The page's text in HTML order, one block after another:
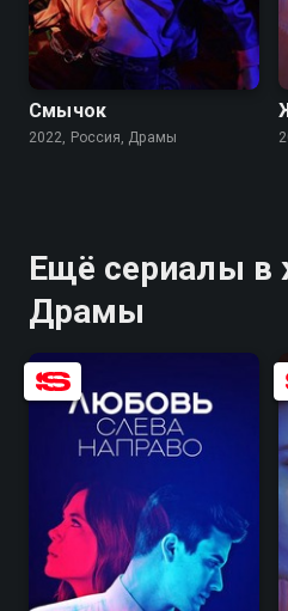
7.7 8.2
Смычок
2022, Россия, Драмы
Ещё сериалы в
Драмы